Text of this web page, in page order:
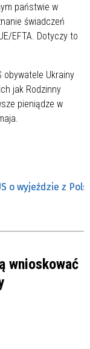
państwie w
świadczeń
EFTA. Dotyczy to
obywatele Ukrainy
jak Rodzinny
pieniądze w
o wyjeździe z
wnioskować